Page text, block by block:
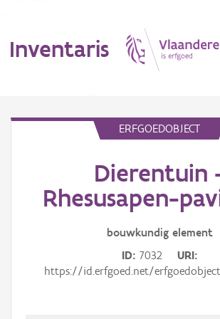
Inventaris
Aanduidingsobject
ERFGOEDOBJECT
Dierentuin
Rhesusapen-
bouwkundig element
ID 7032
URI
https://id.erfgoed.net/